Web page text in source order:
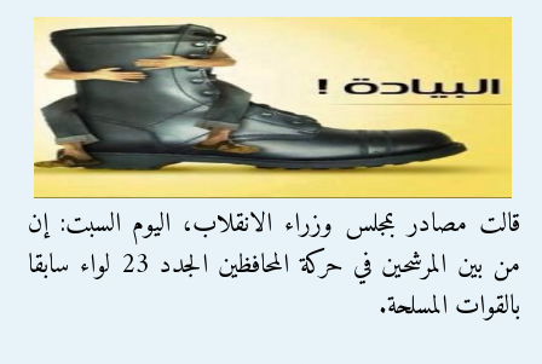
قالت مصادر بمجلس وزراء الانقلاب، اليوم السبت: إن
من بين المرشحين في حركة المحافظين الجدد 23 لواء سابقا
بالقوات المسلحة.